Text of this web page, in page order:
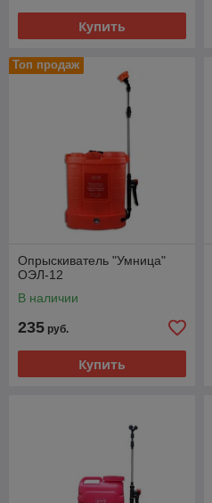
Купить
Топ продаж
Опрыскиватель "Умница"
ОЭЛ-12
В наличии
235 руб.
Купить